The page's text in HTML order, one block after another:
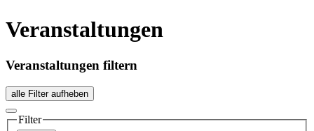
Veranstaltungen
Veranstaltungen filtern
alle Filter aufheben
Filter